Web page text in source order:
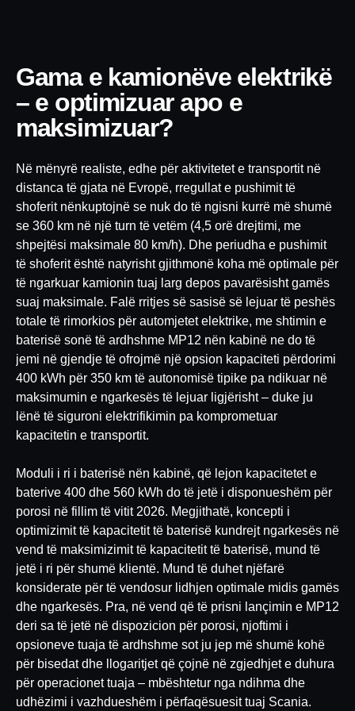
Gama e kamionëve elektrikë
– e optimizuar apo e
maksimizuar?
Në mënyrë realiste, edhe për aktivitetet e transportit në
distanca të gjata në Evropë, rregullat e pushimit të
shoferit nënkuptojnë se nuk do të ngisni kurrë më shumë
se 360 km në një turn të vetëm (4,5 orë drejtimi, me
shpejtësi maksimale 80 km/h). Dhe periudha e pushimit
të shoferit është natyrisht gjithmonë koha më optimale për
të ngarkuar kamionin tuaj larg depos pavarësisht gamës
suaj maksimale. Falë rritjes së sasisë së lejuar të peshës
totale të rimorkios për automjetet elektrike, me shtimin e
baterisë sonë të ardhshme MP12 nën kabinë ne do të
jemi në gjendje të ofrojmë një opsion kapaciteti përdorimi
400 kWh për 350 km të autonomisë tipike pa ndikuar në
maksimumin e ngarkesës të lejuar ligjërisht – duke ju
lënë të siguroni elektrifikimin pa komprometuar
kapacitetin e transportit.
Moduli i ri i baterisë nën kabinë, që lejon kapacitetet e
baterive 400 dhe 560 kWh do të jetë i disponueshëm për
porosi në fillim të vitit 2026. Megjithatë, koncepti i
optimizimit të kapacitetit të baterisë kundrejt ngarkesës në
vend të maksimizimit të kapacitetit të baterisë, mund të
jetë i ri për shumë klientë. Mund të duhet njëfarë
konsiderate për të vendosur lidhjen optimale midis gamës
dhe ngarkesës. Pra, në vend që të prisni lançimin e MP12
deri sa të jetë në dispozicion për porosi, njoftimi i
opsioneve tuaja të ardhshme sot ju jep më shumë kohë
për bisedat dhe llogaritjet që çojnë në zgjedhjet e duhura
për operacionet tuaja – mbështetur nga ndihma dhe
udhëzimi i vazhdueshëm i përfaqësuesit tuaj Scania.